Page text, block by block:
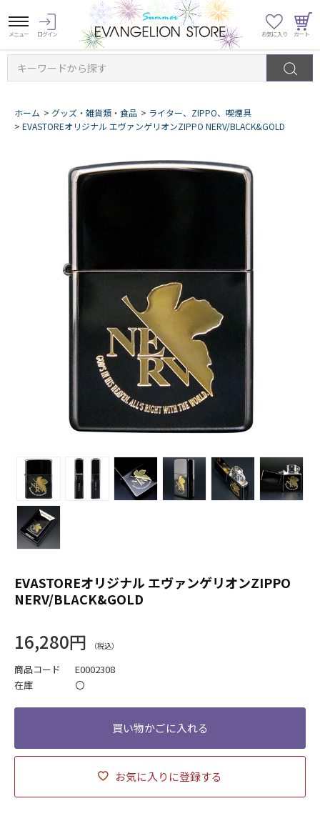
キーワードから探す
ホーム > グッズ・雑貨類・食品 > ライター、ZIPPO、喫煙具
> EVASTOREオリジナル エヴァンゲリオンZIPPO NERV/BLACK&GOLD
EVASTOREオリジナル エヴァンゲリオンZIPPO
NERV/BLACK&GOLD
16,280円
商品コード
E0002308
在庫
〇
お気に入りに登録する